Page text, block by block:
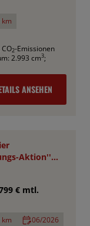
km
CO2-Emissionen
2.993 cm3;
ANSEHEN
Aktion''
€ mtl.
km
06/2026